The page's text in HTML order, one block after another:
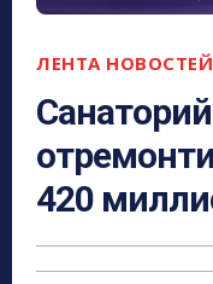
ЛЕНТА НОВОСТЕЙ
420